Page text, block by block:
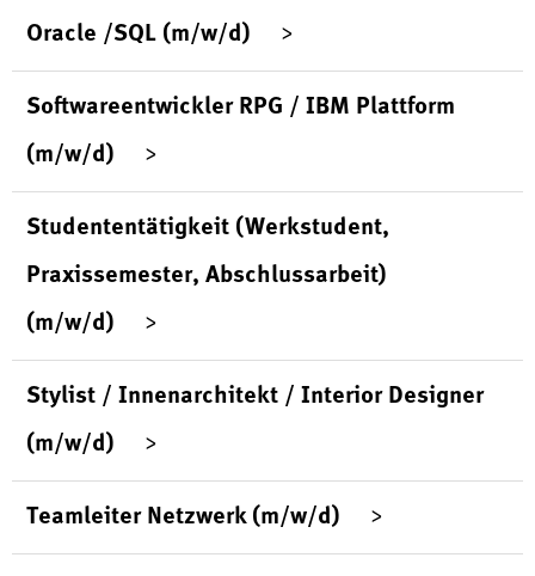
Oracle /SQL (m/w/d)
Softwareentwickler RPG / IBM Plattform
(m/w/d)
Studententätigkeit (Werkstudent,
Praxissemester, Abschlussarbeit)
(m/w/d)
Stylist / Innenarchitekt / Interior Designer
(m/w/d)
Teamleiter Netzwerk (m/w/d)